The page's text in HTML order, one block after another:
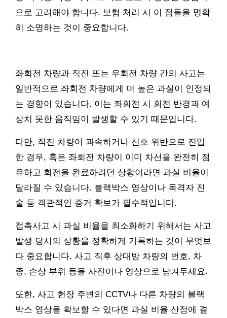
으로 고려해야 합니다. 보험 처리 시 이 점들을 명확
히 소명하는 것이 중요합니다.
좌회전 차량과 직진 또는 우회전 차량 간의 사고는
일반적으로 좌회전 차량에게 더 높은 과실이 인정되
는 경향이 있습니다. 이는 좌회전 시 회전 반경과 예
상치 못한 움직임이 발생할 수 있기 때문입니다.
다만, 직진 차량이 과속하거나 신호 위반으로 진입
한 경우, 혹은 좌회전 차량이 이미 차선을 완전히 점
유하고 회전을 완료하려던 상황이라면 과실 비율이
달라질 수 있습니다. 블랙박스 영상이나 목격자 진
술 등 객관적인 증거 확보가 필수적입니다.
접촉사고 시 과실 비율을 최소화하기 위해서는 사고
발생 당시의 상황을 정확하게 기록하는 것이 무엇보
다 중요합니다. 사고 직후 상대방 차량의 번호, 차
종, 손상 부위 등을 사진이나 영상으로 남겨두세요.
또한, 사고 현장 주변의 CCTV나 다른 차량의 블랙
박스 영상을 확보할 수 있다면 과실 비율 산정에 결